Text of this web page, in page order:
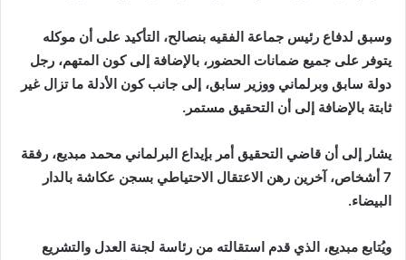
وسبق لدفاع رئيس جماعة الفقيه بنصالح، التأكيد على أن موكله
يتوفر على جميع ضمانات الحضور، بالإضافة إلى كون المتهم، رجل
دولة سابق وبرلماني ووزير سابق، إلى جانب كون الأدلة ما تزال غير
ثابتة بالإضافة إلى أن التحقيق مستمر.
يشار إلى أن قاضي التحقيق أمر بإيداع البرلماني محمد مبديع، رفقة
7 أشخاص، آخرين رهن الاعتقال الاحتياطي بسجن عكاشة بالدار
البيضاء.
ويُتابع مبديع، الذي قدم استقالته من رئاسة لجنة العدل والتشريع